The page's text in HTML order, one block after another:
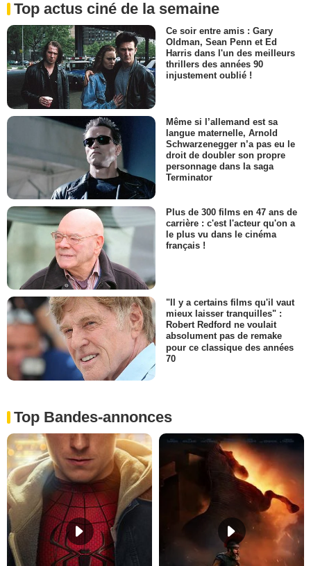
Top actus ciné de la semaine
Ce soir entre amis : Gary
Oldman, Sean Penn et Ed
Harris dans l'un des meilleurs
thrillers des années 90
injustement oublié !
Même si l’allemand est sa
langue maternelle, Arnold
Schwarzenegger n’a pas eu le
droit de doubler son propre
personnage dans la saga
Terminator
Plus de 300 films en 47 ans de
carrière : c'est l'acteur qu'on a
le plus vu dans le cinéma
français !
"Il y a certains films qu'il vaut
mieux laisser tranquilles" :
Robert Redford ne voulait
absolument pas de remake
pour ce classique des années
70
Top Bandes-annonces